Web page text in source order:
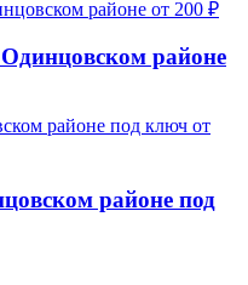
от 200 ₽
районе
от
районе под